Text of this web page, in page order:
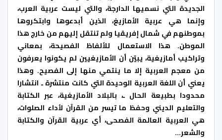
الجديدة التي نسميها الدارجة، والتي ليست عربية العرب،
وإنما هي عربية الأمازيغ، الذين أبدعوها وابتكروها
بموطنهم في شمال إفريقيا ولم تنتقل إليهم من خارج هذا
الموطن. هذا الاستعمال للألفاظ الفصيحة، بمعاني
وتراكيب أمازيغية، يبيّن أن الأمازيغيين لم يكونوا يعرفون
من معجم العربية إلا ما ينتمي منها إلى الفصيح. وهذا
يعني أن اللغة العربية الوحيدة التي كانت منتشرة ـ انتشارا
محدودا بطبيعة الحال ـ، بالبلاد الأمازيغية، عبر الكتابة
والتعليم الديني وحفظ ما تيسر من القرآن لأداء الصلوات،
هي العربية العالمة الفصحى، أي عربية القرآن والكتابة
والشعر…